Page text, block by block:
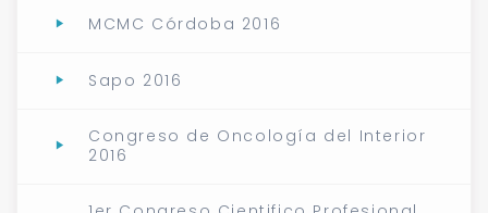
MCMC Córdoba 2016
Sapo 2016
Congreso de Oncología del Interior
2016